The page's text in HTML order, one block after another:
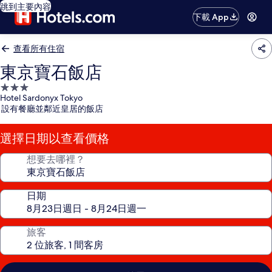
跳到主要內容
下載 App
查看所有住宿
東京寶石飯店
3.0
星
級
住
宿
Hotel Sardonyx Tokyo
設有餐廳並鄰近皇居的飯店
選擇日期以查看價格
想要去哪裡？
日期
旅客